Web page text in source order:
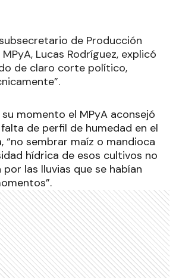
de Producción
Lucas Rodríguez, explicó
de claro corte político,
momento el MPyA aconsejó
de perfil de humedad en el
“no sembrar maíz o mandioca
hídrica de esos cultivos no
las lluvias que se habían